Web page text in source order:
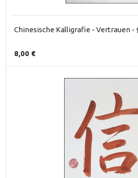
Chinesische Kalligrafie - Vertrauen -
8,00 €